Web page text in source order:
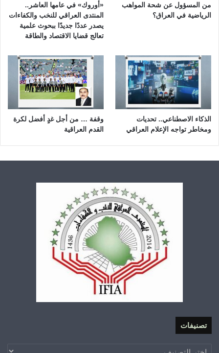
من المسؤول عن شحة المواهب
الرياضية في العراق؟
«أوروك» في عامها العاشر..
المنتدى العراقي للنخب والكفاءات
يصدر عددًا جديدًا ببحوث علمية
تعالج قضايا الاقتصاد والطاقة
الذكاء الاصطناعي.. تحديات
ومخاطر تواجه الإعلام العراقي
وقفة … من أجل غدٍ أفضل لكرة
القدم العراقية
تصنيفات
تصنيفات